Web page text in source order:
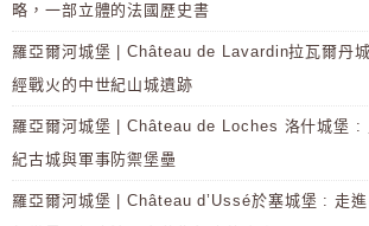
略，一部立體的法國歷史書
羅亞爾河城堡 | Château de Lavardin拉瓦爾丹
經戰火的中世紀山城遺跡
羅亞爾河城堡 | Château de Loches 洛什城堡 :
紀古城與軍事防禦堡壘
羅亞爾河城堡 | Château d’Ussé於塞城堡 : 走